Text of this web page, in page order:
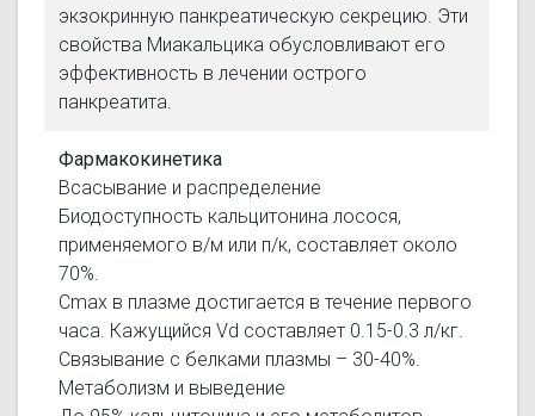
экзокринную панкреатическую секрецию. Эти
свойства Миакальцика обусловливают его
эффективность в лечении острого
панкреатита.
Фармакокинетика
Всасывание и распределение
Биодоступность кальцитонина лосося,
применяемого в/м или п/к, составляет около
70%.
Cmax в плазме достигается в течение первого
часа. Кажущийся Vd составляет 0.15-0.3 л/кг.
Связывание с белками плазмы – 30-40%.
Метаболизм и выведение